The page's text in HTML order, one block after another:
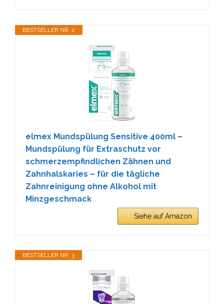
BESTSELLER NR. 2
elmex Mundspülung Sensitive 400ml –
Mundspülung für Extraschutz vor
schmerzempfindlichen Zähnen und
Zahnhalskaries – für die tägliche
Zahnreinigung ohne Alkohol mit
Minzgeschmack
Siehe auf Amazon
BESTSELLER NR. 3